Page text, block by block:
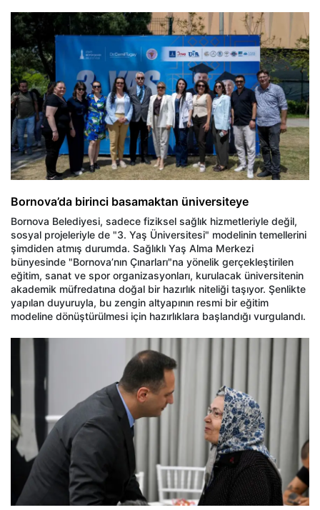
Bornova’da birinci basamaktan üniversiteye
Bornova Belediyesi, sadece fiziksel sağlık hizmetleriyle değil,
sosyal projeleriyle de "3. Yaş Üniversitesi" modelinin temellerini
şimdiden atmış durumda. Sağlıklı Yaş Alma Merkezi
bünyesinde "Bornova’nın Çınarları"na yönelik gerçekleştirilen
eğitim, sanat ve spor organizasyonları, kurulacak üniversitenin
akademik müfredatına doğal bir hazırlık niteliği taşıyor. Şenlikte
yapılan duyuruyla, bu zengin altyapının resmi bir eğitim
modeline dönüştürülmesi için hazırlıklara başlandığı vurgulandı.